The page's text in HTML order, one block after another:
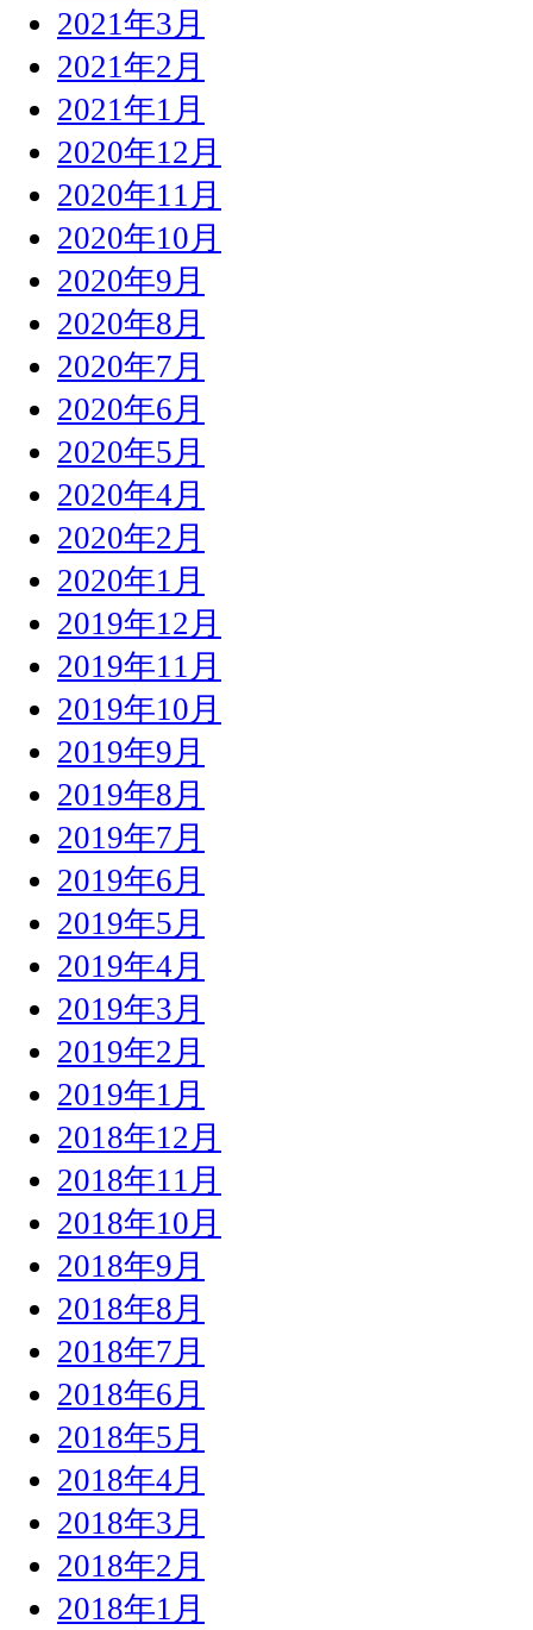
2021年3月
2021年2月
2021年1月
2020年12月
2020年11月
2020年10月
2020年9月
2020年8月
2020年7月
2020年6月
2020年5月
2020年4月
2020年2月
2020年1月
2019年12月
2019年11月
2019年10月
2019年9月
2019年8月
2019年7月
2019年6月
2019年5月
2019年4月
2019年3月
2019年2月
2019年1月
2018年12月
2018年11月
2018年10月
2018年9月
2018年8月
2018年7月
2018年6月
2018年5月
2018年4月
2018年3月
2018年2月
2018年1月